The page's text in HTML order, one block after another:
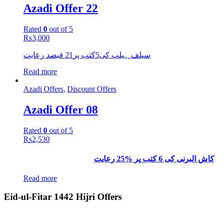
Azadi Offer 22
Rated 0 out of 5
₨3,000
سیلف ہیلپ کی5کتب پر21 فیصد رعایت
Read more
Azadi Offers, Discount Offers
Azadi Offer 08
Rated 0 out of 5
₨2,530
کاش البرنی کی 6 کتب پر %25 رعایت
Read more
Eid-ul-Fitar 1442 Hijri Offers